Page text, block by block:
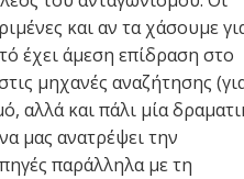
και αν τα χάσουμε
έχει άμεση επίδραση στο
μηχανές αναζήτησης
αλλά και πάλι μία
μας ανατρέψει την
παράλληλα με τη